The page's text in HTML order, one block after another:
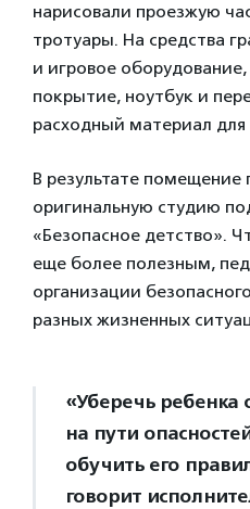
нарисовали проезжую
тротуары. На средства
и игровое
покрытие, ноутбук и
расходный материал для
В результате помещение
оригинальную студию
«Безопасное детство».
еще более полезным,
организации
разных жизненных
«Уберечь
на пути
обучить его
говорит